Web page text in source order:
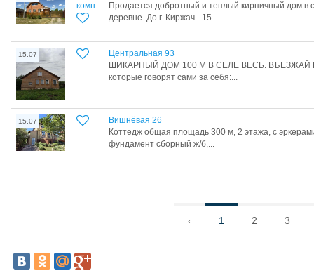
комн.
Продается добротный и теплый кирпичный дом в
деревне. До г. Киржач - 15...
15.07
Центральная 93
ШИКАРНЫЙ ДОМ 100 М В СЕЛЕ ВЕСЬ. ВЪЕЗЖАЙ
которые говорят сами за себя:...
15.07
Вишнёвая 26
Коттедж общая площадь 300 м, 2 этажа, с
фундамент сборный ж/б,...
‹ 1 2 3